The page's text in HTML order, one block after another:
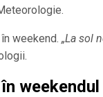
weekend. „La sol